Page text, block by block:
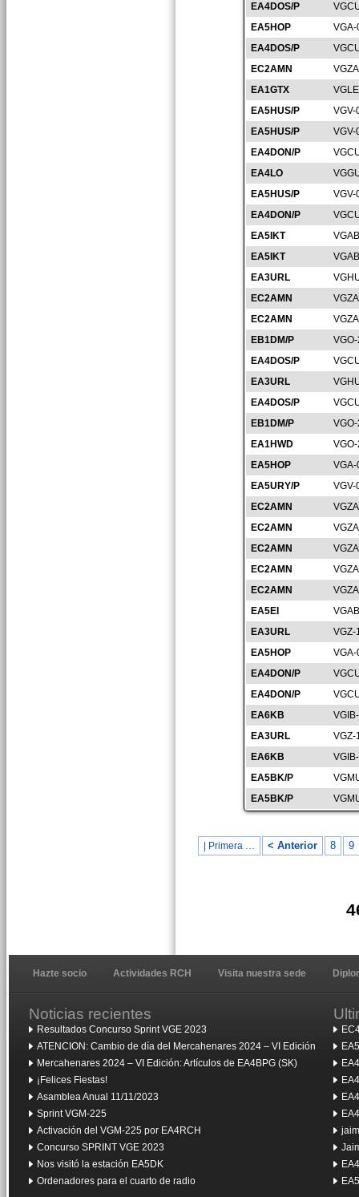
EA4DOS/P
EA5HOP
EA4DOS/P
EC2AMN
EA1GTX
EA5HUS/P
VGV-
EA5HUS/P
VGV-
EA4DON/P
EA4LO
EA5HUS/P
VGV-
EA4DON/P
EA5IKT
EA5IKT
EA3URL
EC2AMN
EC2AMN
EB1DM/P
EA4DOS/P
EA3URL
EA4DOS/P
EB1DM/P
EA1HWD
EA5HOP
EA5URY/P
VGV-
EC2AMN
EC2AMN
EC2AMN
EC2AMN
EC2AMN
EA5EI
EA3URL
VGZ-
EA5HOP
EA4DON/P
EA4DON/P
EA6KB
EA3URL
VGZ-
EA6KB
EA5BK/P
EA5BK/P
| Primera … < Anterior 8 9
Hazte socio Actividades RCH Visita nuestra sede
Noticias recientes
Resultados Concurso Sprint VGE 2023
ATENCION: Cambio de día del Mercahenares 2024 – VI Edición
Mercahenares 2024 – VI Edición: Artículos de EA4BPG (SK)
¡Felices Fiestas!
Asamblea Anual 11/11/2023
Sprint VGM-225
Activación del VGM-225 por EA4RCH
Concurso SPRINT VGE 2023
Nos visitó la estación EA5DK
Ordenadores para el cuarto de radio